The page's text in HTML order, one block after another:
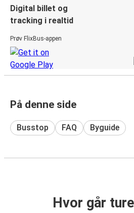
Digital billet og
tracking i realtid
Prøv FlixBus-appen
På denne side
Busstop FAQ Byguide
Hvor går